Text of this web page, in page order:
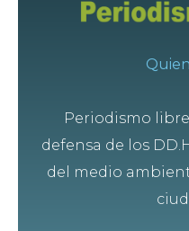
Periodismo
defensa de los
del medio